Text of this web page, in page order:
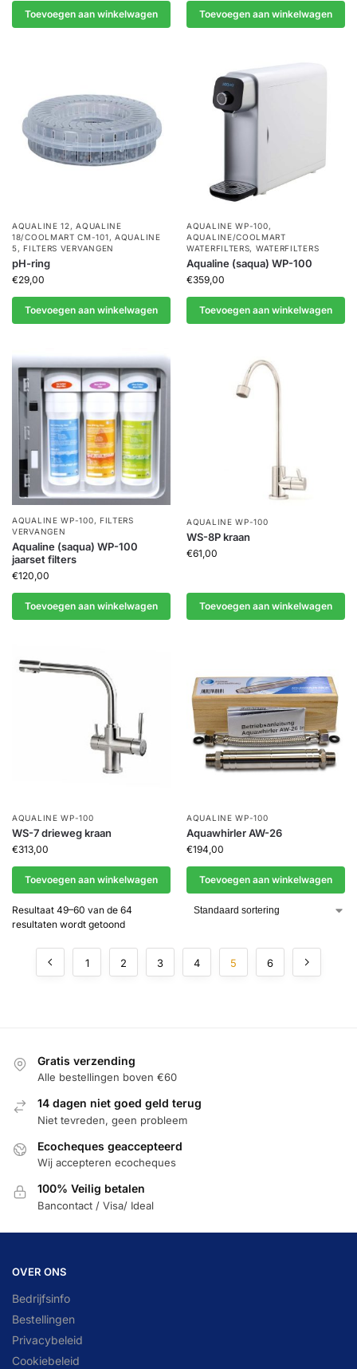
Toevoegen aan winkelwagen Toevoegen aan winkelwagen
AQUALINE 12,AQUALINE
18/COOLMART CM-101,AQUALINE
5,FILTERS VERVANGEN
pH-ring
€29,00
Toevoegen aan winkelwagen
AQUALINE WP-100,
AQUALINE/COOLMART
WATERFILTERS, WATERFILTERS
Aqualine (saqua) WP-100
€359,00
Toevoegen aan winkelwagen
AQUALINE WP-100, FILTERS
VERVANGEN
Aqualine (saqua) WP-100
jaarset filters
€120,00
Toevoegen aan winkelwagen
AQUALINE WP-100
WS-8P kraan
€61,00
Toevoegen aan winkelwagen
AQUALINE WP-100
WS-7 drieweg kraan
€313,00
Toevoegen aan winkelwagen
AQUALINE WP-100
Aquawhirler AW-26
€194,00
Toevoegen aan winkelwagen
Resultaat 49–60 van de 64
resultaten wordt getoond
1 2 3 4 5 6
Gratis verzending
Alle bestellingen boven €60
14 dagen niet goed geld terug
Niet tevreden, geen probleem
Ecocheques geaccepteerd
Wij accepteren ecocheques
100% Veilig betalen
Bancontact / Visa/ Ideal
OVER ONS
Bedrijfsinfo
Bestellingen
Privacybeleid
Cookiebeleid